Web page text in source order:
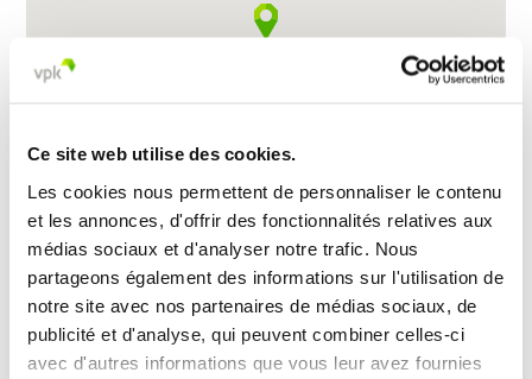
Ce site web utilise des cookies.
Les cookies nous permettent de personnaliser le contenu
et les annonces, d'offrir des fonctionnalités relatives aux
médias sociaux et d'analyser notre trafic. Nous
partageons également des informations sur l'utilisation de
notre site avec nos partenaires de médias sociaux, de
publicité et d'analyse, qui peuvent combiner celles-ci
avec d'autres informations que vous leur avez fournies